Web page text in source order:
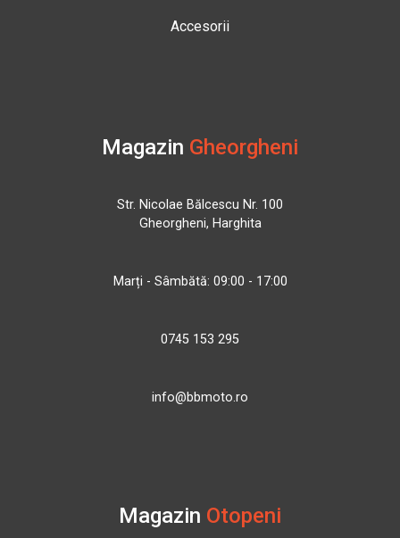
Accesorii
Magazin Gheorgheni
Str. Nicolae Bălcescu Nr. 100
Gheorgheni, Harghita
Marți - Sâmbătă: 09:00 - 17:00
0745 153 295
info@bbmoto.ro
Magazin Otopeni